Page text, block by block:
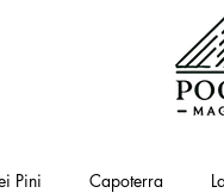
Pini Capoterra